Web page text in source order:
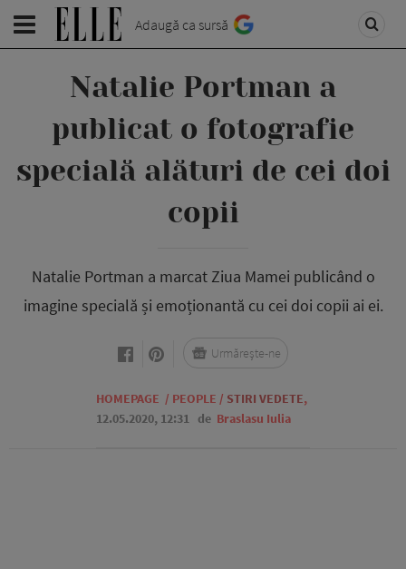
Adaugă ca sursă
Natalie Portman a
publicat o fotografie
specială alături de cei doi
copii
Natalie Portman a marcat Ziua Mamei publicând o
imagine specială și emoționantă cu cei doi copii ai ei.
HOMEPAGE / PEOPLE / STIRI VEDETE,
12.05.2020, 12:31 de Braslasu Iulia
Urmărește-ne